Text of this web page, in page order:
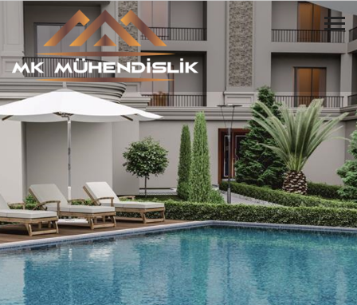
BİZİMLE BAŞLAR
HUZURLU BİR YAŞAM